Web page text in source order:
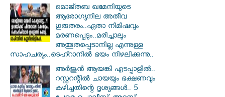
മൊജ്തബ ഖമേനിയുടെ
ആരോഗ്യനില അതീവ
ഗുരുതരം..ഏതാ നിമിഷവും
മരണപ്പെടും..മരിച്ചാലും
അത്ഭുതപ്പെടാനില്ല എന്നുള്ള
സാഹചര്യം..ടെഹ്റാനിൽ ഭയം നിഴലിക്കുന്നു..
അർജുൻ ആയങ്കി എടപ്പാളിൽ..
റസ്റ്ററന്റിൽ ചായയും ഭക്ഷണവും
കഴിച്ചതിന്റെ ദൃശ്യങ്ങൾ.. 5